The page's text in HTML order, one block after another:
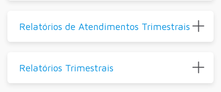
Relatórios de Atendimentos Trimestrais
Relatórios Trimestrais